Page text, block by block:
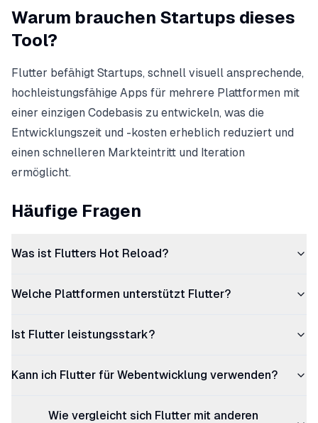
Warum brauchen Startups dieses
Tool?
Flutter befähigt Startups, schnell visuell ansprechende,
hochleistungsfähige Apps für mehrere Plattformen mit
einer einzigen Codebasis zu entwickeln, was die
Entwicklungszeit und -kosten erheblich reduziert und
einen schnelleren Markteintritt und Iteration
ermöglicht.
Häufige Fragen
Was ist Flutters Hot Reload?
Welche Plattformen unterstützt Flutter?
Ist Flutter leistungsstark?
Kann ich Flutter für Webentwicklung verwenden?
Wie vergleicht sich Flutter mit anderen